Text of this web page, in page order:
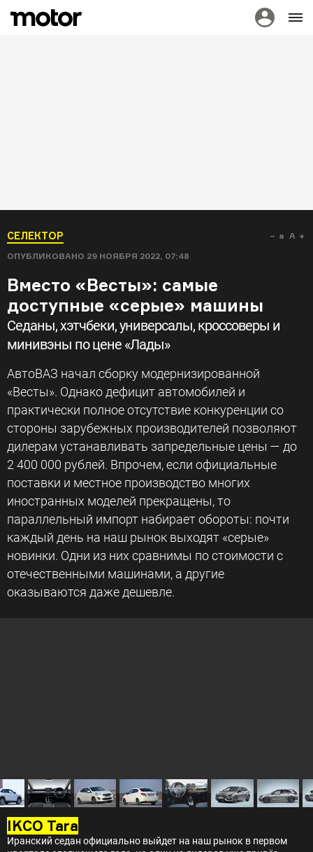
СЕЛЕКТОР
ОПУБЛИКОВАНО 29 НОЯБРЯ 2022, 07:48
a A
Вместо «Весты»: самые
доступные «серые» машины
Седаны, хэтчбеки, универсалы, кроссоверы и
минивэны по цене «Лады»
АвтоВАЗ начал сборку модернизированной
«Весты». Однако дефицит автомобилей и
практически полное отсутствие конкуренции со
стороны зарубежных производителей позволяют
дилерам устанавливать запредельные цены — до
2 400 000 рублей. Впрочем, если официальные
поставки и местное производство многих
иностранных моделей прекращены, то
параллельный импорт набирает обороты: почти
каждый день на наш рынок выходят «серые»
новинки. Одни из них сравнимы по стоимости с
отечественными машинами, а другие
оказываются даже дешевле.
IKCO Tara
Иранский седан официально выйдет на наш рынок в первом